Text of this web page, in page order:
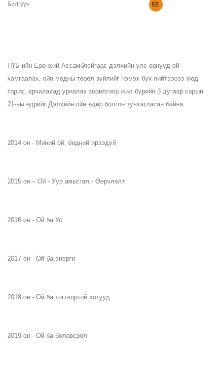
Билгүүн
НҮБ-ийн Ерөнхий Ассамблейгаас дэлхийн улс орнууд ой
хамгаалах, ойн модны төрөл зүйлийг нэмэх бүх нийтээрээ мод
тарих, арчилахад уриалах зорилгоор жил бүрийн 3 дугаар сарын
21-ны өдрийг Дэлхийн ойн өдөр болгон тунхагласан байна.
2014 он - Миний ой, бидний ирээдүй
2015 он – Ой - Уур амьсгал - Өөрчлөлт
2016 он - Ой ба Ус
2017 он - Ой ба энерги
2018 он - Ой ба тогтвортой хотууд
2019 он - Ой ба боловсрол